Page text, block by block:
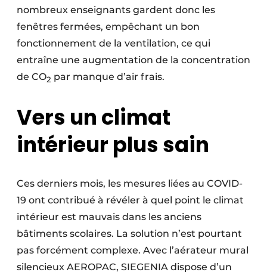
nombreux enseignants gardent donc les
fenêtres fermées, empêchant un bon
fonctionnement de la ventilation, ce qui
entraîne une augmentation de la concentration
de CO2 par manque d’air frais.
Vers un climat
intérieur plus sain
Ces derniers mois, les mesures liées au COVID-
19 ont contribué à révéler à quel point le climat
intérieur est mauvais dans les anciens
bâtiments scolaires. La solution n’est pourtant
pas forcément complexe. Avec l’aérateur mural
silencieux AEROPAC, SIEGENIA dispose d’un